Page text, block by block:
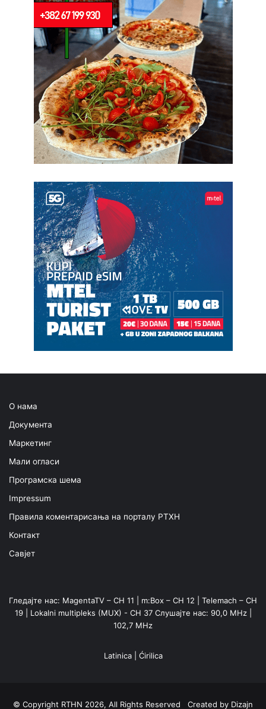
О нама
Документа
Маркетинг
Мали огласи
Програмска шема
Impressum
Правила коментарисања на порталу РТХН
Контакт
Савјет
Гледајте нас: MagentaTV – CH 11 | m:Box – CH 12 | Telemach – CH
19 | Lokalni multipleks (MUX) - CH 37 Слушајте нас: 90,0 MHz |
102,7 MHz
Latinica| Ćirilica
© Copyright RTHN 2026, All Rights Reserved Created by Dizajn